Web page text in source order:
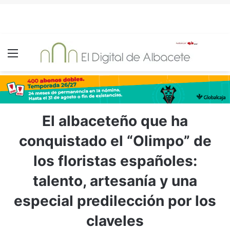
Menú
El albaceteño que ha
conquistado el “Olimpo” de
los floristas españoles:
talento, artesanía y una
especial predilección por los
claveles